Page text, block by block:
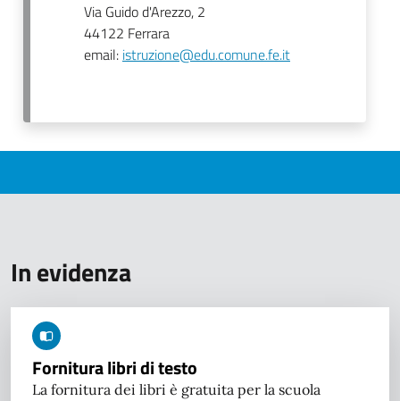
Via Guido d'Arezzo, 2
44122 Ferrara
email: istruzione@edu.comune.fe.it
In evidenza
Fornitura libri di testo
La fornitura dei libri è gratuita per la scuola